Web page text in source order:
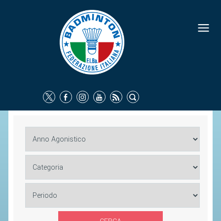
FEDERAZIONE
IDENTITÀ
COMMISSIONI FEDERALI
ORGANI TERRITORIALI
SOCIETÀ SPORTIVE
TUTELA DELLA SALUTE -
COMUNICAZIONE E MARKETING